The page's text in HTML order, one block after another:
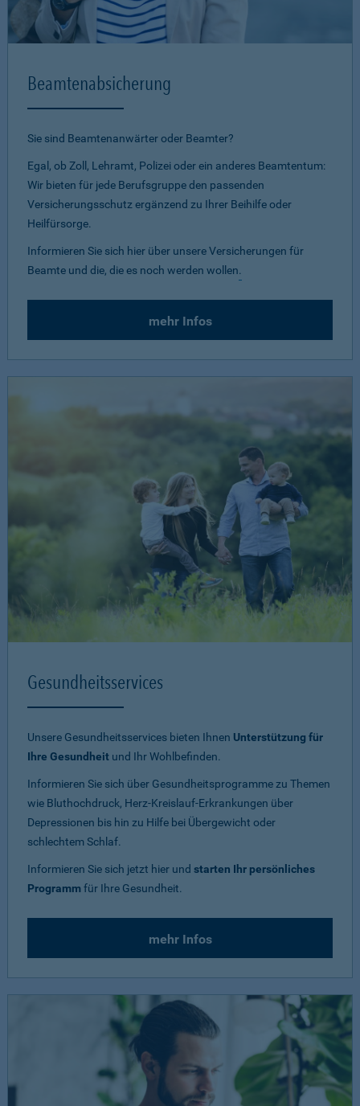
Beamtenabsicherung
Sie sind Beamtenanwärter oder Beamter?
Egal, ob Zoll, Lehramt, Polizei oder ein anderes Beamtentum:
Wir bieten für jede Berufsgruppe den passenden
Versicherungsschutz ergänzend zu Ihrer Beihilfe oder
Heilfürsorge.
Informieren Sie sich hier über unsere Versicherungen für
Beamte und die, die es noch werden wollen.
mehr Infos
Gesundheitsservices
Unsere Gesundheitsservices bieten Ihnen Unterstützung für
Ihre Gesundheit und Ihr Wohlbefinden.
Informieren Sie sich über Gesundheitsprogramme zu Themen
wie Bluthochdruck, Herz-Kreislauf-Erkrankungen über
Depressionen bis hin zu Hilfe bei Übergewicht oder
schlechtem Schlaf.
Informieren Sie sich jetzt hier und starten Ihr persönliches
Programmfür Ihre Gesundheit.
mehr Infos